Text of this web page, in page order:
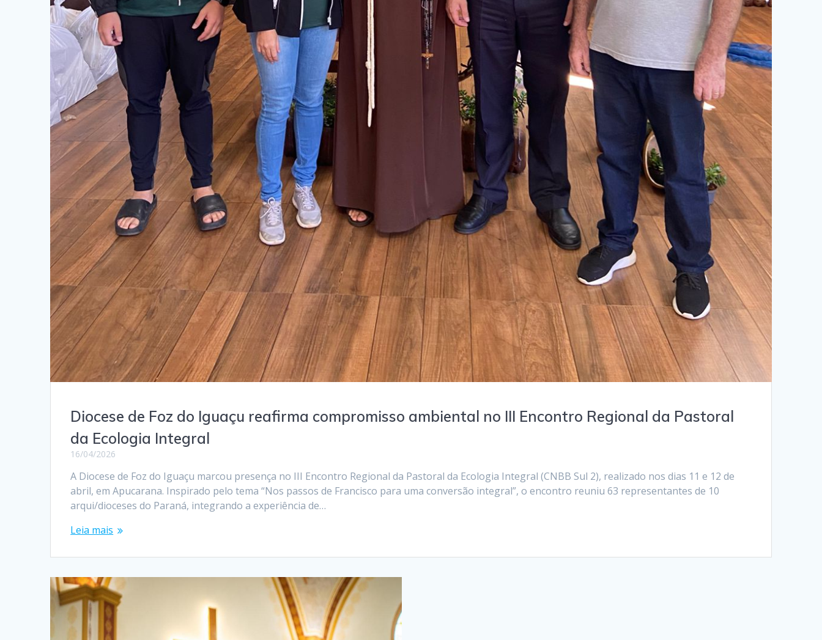
Diocese de Foz do Iguaçu reafirma compromisso ambiental no III Encontro Regional da Pastoral
da Ecologia Integral
16/04/2026
A Diocese de Foz do Iguaçu marcou presença no III Encontro Regional da Pastoral da Ecologia Integral (CNBB Sul 2), realizado nos dias 11 e 12 de
abril, em Apucarana. Inspirado pelo tema “Nos passos de Francisco para uma conversão integral”, o encontro reuniu 63 representantes de 10
arqui/dioceses do Paraná, integrando a experiência de…
Leia mais